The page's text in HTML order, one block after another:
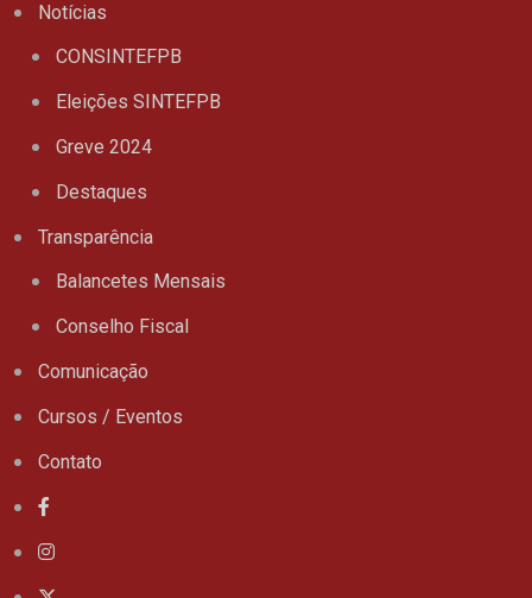
Notícias
CONSINTEFPB
Eleições SINTEFPB
Greve 2024
Destaques
Transparência
Balancetes Mensais
Conselho Fiscal
Comunicação
Cursos / Eventos
Contato